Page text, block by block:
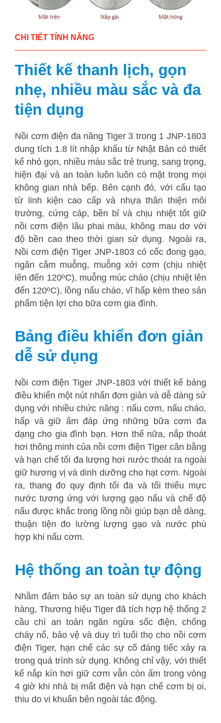
CHI TIẾT TÍNH NĂNG
Thiết kế thanh lịch, gọn
nhẹ, nhiều màu sắc và đa
tiện dụng
Nồi cơm điện đa năng Tiger 3 trong 1 JNP-1803
dung tích 1.8 lít nhập khẩu từ Nhật Bản có thiết
kế nhỏ gọn, nhiều màu sắc trẻ trung, sang trọng,
hiện đại và an toàn luôn luôn có mặt trong mọi
không gian nhà bếp. Bên cạnh đó, với cấu tạo
từ linh kiện cao cấp và nhựa thân thiện môi
trường, cứng cáp, bền bỉ và chịu nhiệt tốt giữ
nồi cơm điện lâu phai màu, không mau dơ với
độ bền cao theo thời gian sử dụng. Ngoài ra,
Nồi cơm điện Tiger JNP-1803 có cốc đong gạo,
ngăn cắm muỗng, muỗng xới cơm (chịu nhiệt
lên đến 120ºC), muỗng múc cháo (chịu nhiệt lên
đến 120ºC), lồng nấu cháo, vĩ hấp kèm theo sản
phẩm tiện lợi cho bữa cơm gia đình.
Bảng điều khiển đơn giản
dễ sử dụng
Nồi cơm điện Tiger JNP-1803 với thiết kế bảng
điều khiển một nút nhấn đơn giản và dễ dàng sử
dụng với nhiều chức năng : nấu cơm, nấu cháo,
hấp và giữ ấm đáp ứng những bữa cơm đa
dạng cho gia đình bạn. Hơn thế nữa, nắp thoát
hơi thông minh của nồi cơm điện Tiger cân bằng
và hạn chế tối đa lượng hơi nước thoát ra ngoài
giữ hương vị và dinh dưỡng cho hạt cơm. Ngoài
ra, thang đo quy định tối đa và tối thiểu mực
nước tương ứng với lượng gạo nấu và chế độ
nấu được khắc trong lồng nồi giúp bạn dễ dàng,
thuận tiện đo lường lượng gạo và nước phù
hợp khi nấu cơm.
Hệ thống an toàn tự động
Nhằm đảm bảo sự an toàn sử dụng cho khách
hàng, Thương hiệu Tiger đã tích hợp hệ thống 2
cầu chì an toàn ngăn ngừa sốc điện, chống
cháy nổ, bảo vệ và duy trì tuổi thọ cho nồi cơm
điện Tiger, hạn chế các sự cố đáng tiếc xảy ra
trong quá trình sử dụng. Không chỉ vậy, với thiết
kế nắp kín hơi giữ cơm vẫn còn ấm trong vòng
4 giờ khi nhà bị mất điện và hạn chế cơm bị oi,
thiu do vi khuẩn bên ngoài tác động.